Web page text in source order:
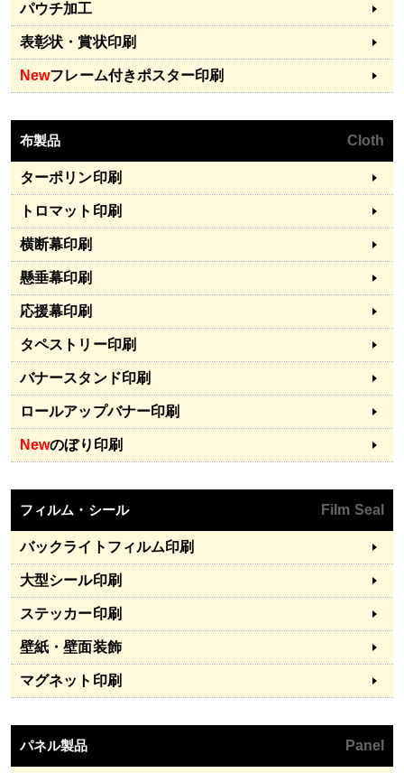
パウチ加工
表彰状・賞状印刷
Newフレーム付きポスター印刷
布製品 Cloth
ターポリン印刷
トロマット印刷
横断幕印刷
懸垂幕印刷
応援幕印刷
タペストリー印刷
バナースタンド印刷
ロールアップバナー印刷
Newのぼり印刷
フィルム・シール Film Seal
バックライトフィルム印刷
大型シール印刷
ステッカー印刷
壁紙・壁面装飾
マグネット印刷
パネル製品 Panel